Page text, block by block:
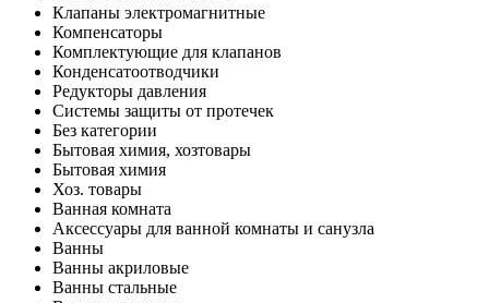
Клапаны электромагнитные
Компенсаторы
Комплектующие для клапанов
Конденсатоотводчики
Редукторы давления
Системы защиты от протечек
Без категории
Бытовая химия, хозтовары
Бытовая химия
Хоз. товары
Ванная комната
Аксессуары для ванной комнаты и санузла
Ванны
Ванны акриловые
Ванны стальные